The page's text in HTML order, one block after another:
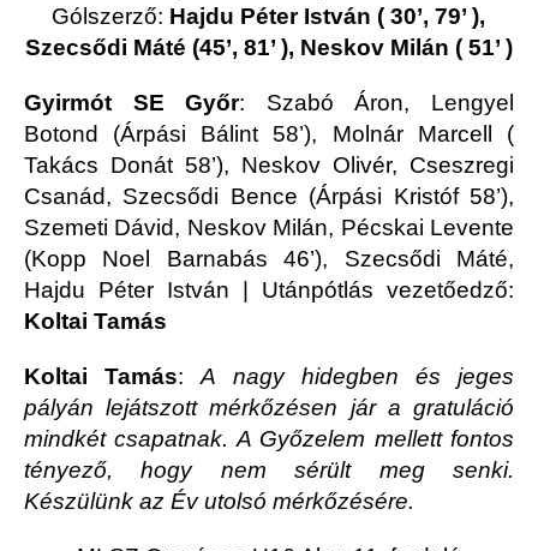
Gólszerző: Hajdu Péter István ( 30’, 79’ ),
Szecsődi Máté (45’, 81’ ), Neskov Milán ( 51’ )
Gyirmót SE Győr: Szabó Áron, Lengyel
Botond (Árpási Bálint 58’), Molnár Marcell (
Takács Donát 58’), Neskov Olivér, Cseszregi
Csanád, Szecsődi Bence (Árpási Kristóf 58’),
Szemeti Dávid, Neskov Milán, Pécskai Levente
(Kopp Noel Barnabás 46’), Szecsődi Máté,
Hajdu Péter István | Utánpótlás vezetőedző:
Koltai Tamás
Koltai Tamás:A nagy hidegben és jeges
pályán lejátszott mérkőzésen jár a gratuláció
mindkét csapatnak. A Győzelem mellett fontos
tényező, hogy nem sérült meg senki.
Készülünk az Év utolsó mérkőzésére.